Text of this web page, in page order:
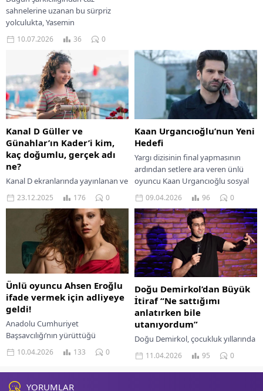
sahnelerine uzanan bu sürpriz
yolculukta, Yasemin
Sakallıoğlu’nun başrole yükselişine
sen de tanık ol!
10.07.2026 36 0
Kanal D Güller ve
Günahlar’ın Kader’i kim,
kaç doğumlu, gerçek adı
ne?
Kanal D ekranlarında yayınlanan ve
kısa sürede izleyicinin dikkatini
üzerine çeken Güller ve Günahlar,
dramatik hikâyesi kadar oyuncu
performanslarıyla da...
23.12.2025 176 0
Kaan Urgancıoğlu’nun Yeni
Hedefi
Yargı dizisinin final yapmasının
ardından setlere ara veren ünlü
oyuncu Kaan Urgancıoğlu sosyal
medya hesabından oğlu Ardıç ile
doğa içinde...
09.04.2026 96 0
Ünlü oyuncu Ahsen Eroğlu
ifade vermek için adliyeye
geldi!
Anadolu Cumhuriyet
Başsavcılığı’nın yürüttüğü
uyuşturucu soruşturması
kapsamında hakkında gözaltı
kararı bulunan oyuncu Ahsen
Eroğlu’nun şehir dışındaydı. Ünlü
10.04.2026 133 0
Doğu Demirkol’dan Büyük
İtiraf “Ne sattığımı
anlatırken bile
utanıyordum”
Doğu Demirkol, çocukluk yıllarında
yaşadığı bir anısını ilk kez paylaştı.
Ünlü komedyen ilkokul
döneminde bir markette çalıştığını
11.04.2026 95 0
YORUMLAR